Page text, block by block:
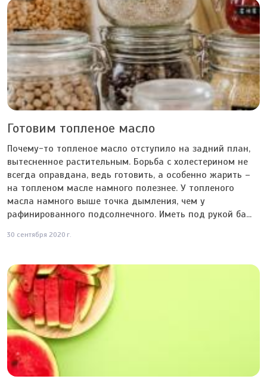
Готовим топленое масло
Почему-то топленое масло отступило на задний план,
вытесненное растительным. Борьба с холестерином не
всегда оправдана, ведь готовить, а особенно жарить –
на топленом масле намного полезнее. У топленого
масла намного выше точка дымления, чем у
рафинированного подсолнечного. Иметь под рукой ба...
30 сентября 2020 г.